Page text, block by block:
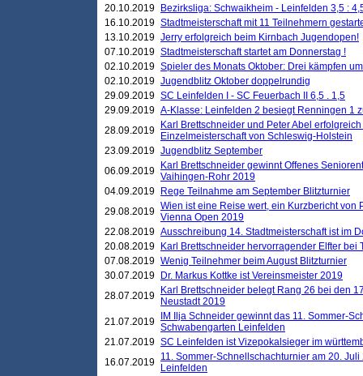
20.10.2019
Bezirksliga: Schwaikheim - Leinfelden 3,5 :
16.10.2019 Stadtmeisterschaft mit 11 Teilnehmern
13.10.2019 Jerry erfolgreich beim Kirnbach Jugendopen!
07.10.2019 Stadtmeisterschaft startet am Donnerstag !
02.10.2019 Spieler des Monats Oktober: Drei kämpfen
02.10.2019 Jugendblitz Oktober doppelrundig
29.09.2019 SC Leinfelden I - SC Feuerbach II 6,5 . 1,5
29.09.2019 A-Klasse: Leinfelden 2 besiegt Renningen 1
28.09.2019
Karl Brettschneider und Peter Abel
Einzelmeisterschaft von Schleswig-Holstein
23.09.2019 Jugendblitz September
06.09.2019
Karl Brettschneider gewinnt Offenes
Vaihingen-Rohr 2019
04.09.2019
Rege Teilnahme am September Blitzturnier
29.08.2019 Wien ist eine Reise wert, ein Kurzbericht von
Vienna Open 2019
22.08.2019 Ausschreibung 14. Stadtmeisterschaft ist im
20.08.2019
Karl Brettschneider hervorragender Elfter bei
07.08.2019 Wenig Teilnehmer beim August Blitzturnier
30.07.2019
Dr. Markus Kottke ist Vereinsmeister 2019
28.07.2019
Karl Brettschneider belegt Rang 26 bei den
Neustadt 2019
21.07.2019
IM Ilja Schneider gewinnt das 11. Sommer-
Schwabengarten Leinfelden
21.07.2019 SC Leinfelden ist Vizepokalsieger im
16.07.2019 11. Sommer-Schnellschachturnier am 20.
Leinfelden